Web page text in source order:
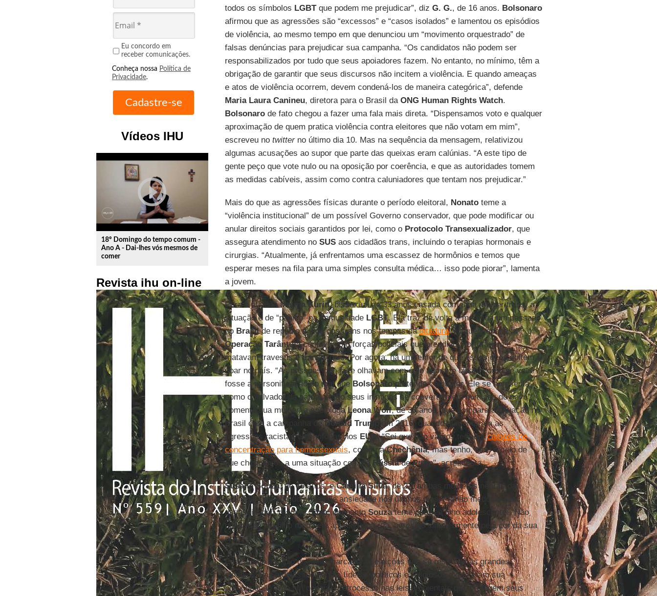
Eu concordo em
receber comunicações.
Conheça nossa Política de
Privacidade.
Vídeos IHU
play_circle_outline
18º Domingo do tempo comum -
Ano A - Dai-lhes vós mesmos de
comer
Revista ihu on-line
todos os símbolos LGBTque podem me prejudicar”, diz G. G., de 16 anos. Bolsonaro
afirmou que as agressões são “excessos” e “casos isolados” e lamentou os episódios
de violência, ao mesmo tempo em que denunciou um “movimento orquestrado” de
falsas denúncias para prejudicar sua campanha. “Os candidatos não podem ser
responsabilizados por tudo que seus apoiadores fazem. No entanto, no mínimo, têm a
obrigação de garantir que seus discursos não incitem a violência. E quando ameaças
e atos de violência ocorrem, devem condená-los de maneira categórica”, defende
Maria Laura Canineu, diretora para o Brasil da ONG Human Rights Watch.
Bolsonarode fato chegou a fazer uma fala mais direta. “Dispensamos voto e qualquer
aproximação de quem pratica violência contra eleitores que não votam em mim”,
escreveu no twitterno último dia 10. Mas na sequência da mensagem, relativizou
algumas acusações ao supor que parte das queixas eram calúnias. “A este tipo de
gente peço que vote nulo ou na oposição por coerência, e que as autoridades tomem
as medidas cabíveis, assim como contra caluniadores que tentam nos prejudicar.”
Mais do que as agressões físicas durante o período eleitoral, Nonatoteme a
“violência institucional” de um possível Governo conservador, que pode modificar ou
anular direitos sociais garantidos por lei, como o Protocolo Transexualizador, que
assegura atendimento no SUSaos cidadãos trans, incluindo o terapias hormonais e
cirurgias. “Atualmente, já enfrentamos uma escassez de hormônios e temos que
esperar meses na fila para uma simples consulta médica… isso pode piorar”, lamenta
a jovem.
Para a ativistaMelina Kurin, bissexual de 33 anos casada com uma mulher trans, a
situação é de “pânico” na comunidade LGBT. Ela traz de volta à memória um passado
no Brasilde repúdio à vida dos trans nos tempos daditadura. Naquela época, a
Operação Tarântulacontava com forças policiais que prendiam, torturavam e
matavam travestis e transexuais. Por agora, há um temor de que esses ecos voltem a
soar no país. “As pessoas que já te olhavam com ódio agora te olham como se você
fosse a personificação do mal que Bolsonaropretende combater. Ele se apresenta
como o salvador da pátria, então seus inimigos se convertem em inimigos do povo”,
comenta sua mulher, a sociólogaLeona Wolf, de 36 anos, que compara a situação no
Brasil com a campanha deDonald Trump em 2016, quando aumentaram as
agressões racistas e xenófobas nos EUA. “Sei que não vamos ter aquicampos de
concentração para homossexuais, como naChechênia, mas tenho, sim, receio de
que cheguemos a uma situação como a RússiadePutin", acrescenta.
Susane Souza, de 45 anos, eCamilla Silva,de 22, ambas mulheres negras da
periferia, têm sofrido crises de ansiedade nos últimos dias. “Tenho medo de ser
assassinada”, resumeSilva, enquantoSouzateme por seu filho adolescente: “Não
quero que um filho meu seja apontado na rua, agredido simplesmente pela cor da sua
pele”.
Esse medo ao ódio que têm marcado as eleições não se restringe às grandes
cidades. Nas aldeias indígenas, líderes políticos e religiosos expressam sua
preocupação ante um possível retrocesso nas leis ambientais que protegem seus